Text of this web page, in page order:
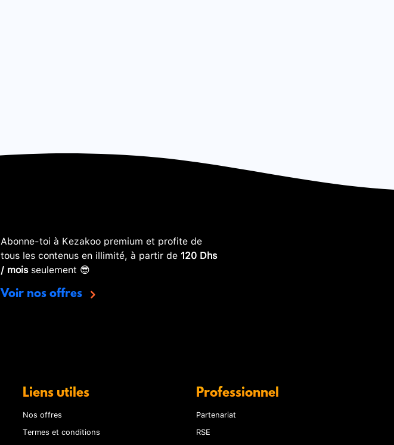
Abonne-toi à Kezakoo premium et profite de
tous les contenus en illimité, à partir de 120 Dhs
/ moisseulement 😎
Voir nos offres
Liens utiles
Nos offres
Termes et conditions
Professionnel
Partenariat
RSE